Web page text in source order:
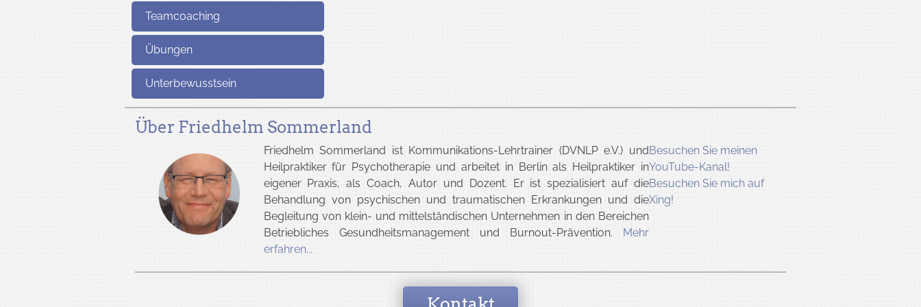
Teamcoaching
Übungen
Unterbewusstsein
Über Friedhelm Sommerland
Friedhelm Sommerland ist Kommunikations-Lehrtrainer (DVNLP e.V.) und
Heilpraktiker für Psychotherapie und arbeitet in Berlinals Heilpraktiker in
eigener Praxis, als Coach, Autor und Dozent. Er ist spezialisiert auf die
Behandlung von psychischen und traumatischen Erkrankungen und die
Begleitung von klein- und mittelständischen Unternehmen in den Bereichen
Betriebliches Gesundheitsmanagement und Burnout-Prävention. Mehr
erfahren...
Besuchen Sie meinen
YouTube-Kanal!
Besuchen Sie mich auf
Xing!